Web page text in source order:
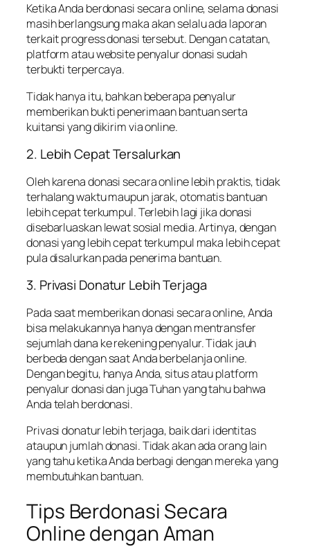
Ketika Anda berdonasi secara online, selama donasi
masih berlangsung maka akan selalu ada laporan
terkait progress donasi tersebut. Dengan catatan,
platform atau website penyalur donasi sudah
terbukti terpercaya.
Tidak hanya itu, bahkan beberapa penyalur
memberikan bukti penerimaan bantuan serta
kuitansi yang dikirim via online.
2. Lebih Cepat Tersalurkan
Oleh karena donasi secara online lebih praktis, tidak
terhalang waktu maupun jarak, otomatis bantuan
lebih cepat terkumpul. Terlebih lagi jika donasi
disebarluaskan lewat sosial media. Artinya, dengan
donasi yang lebih cepat terkumpul maka lebih cepat
pula disalurkan pada penerima bantuan.
3. Privasi Donatur Lebih Terjaga
Pada saat memberikan donasi secara online, Anda
bisa melakukannya hanya dengan mentransfer
sejumlah dana ke rekening penyalur. Tidak jauh
berbeda dengan saat Anda berbelanja online.
Dengan begitu, hanya Anda, situs atau platform
penyalur donasi dan juga Tuhan yang tahu bahwa
Anda telah berdonasi.
Privasi donatur lebih terjaga, baik dari identitas
ataupun jumlah donasi. Tidak akan ada orang lain
yang tahu ketika Anda berbagi dengan mereka yang
membutuhkan bantuan.
Tips Berdonasi Secara
Online dengan Aman